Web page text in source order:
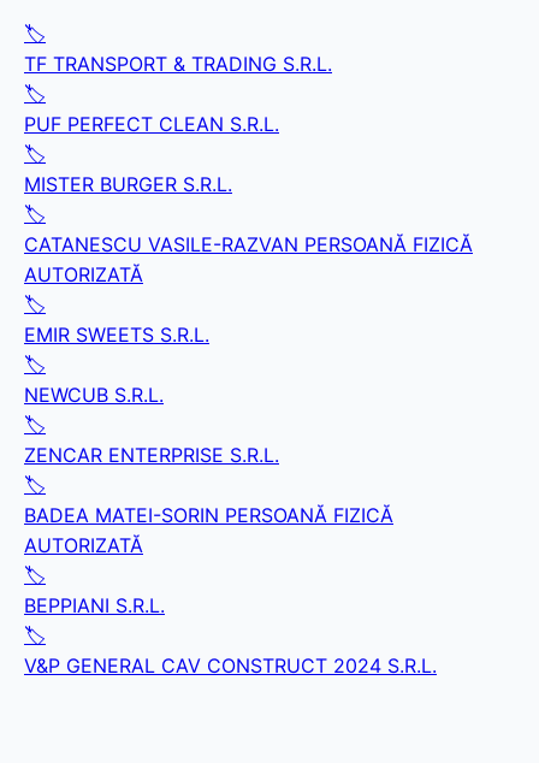
🏷️
TF TRANSPORT & TRADING S.R.L.
🏷️
PUF PERFECT CLEAN S.R.L.
🏷️
MISTER BURGER S.R.L.
🏷️
CATANESCU VASILE-RAZVAN PERSOANĂ FIZICĂ
AUTORIZATĂ
🏷️
EMIR SWEETS S.R.L.
🏷️
NEWCUB S.R.L.
🏷️
ZENCAR ENTERPRISE S.R.L.
🏷️
BADEA MATEI-SORIN PERSOANĂ FIZICĂ
AUTORIZATĂ
🏷️
BEPPIANI S.R.L.
🏷️
V&P GENERAL CAV CONSTRUCT 2024 S.R.L.